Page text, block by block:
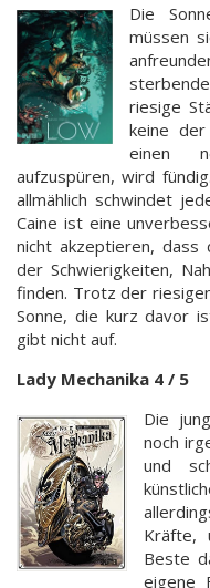
Die
müssen
riesige
keine
einen
aufzuspüren, wird
allmählich schwindet
Caine ist eine
nicht akzeptieren, dass
der Schwierigkeiten,
finden. Trotz der
Sonne, die kurz davor
gibt nicht auf.
Lady Mechanika 4 / 5
Die
noch
und
Kräfte,
Beste
eigene